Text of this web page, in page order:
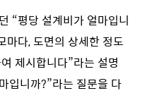
“평당 설계비가 얼마입니
마다, 도면의 상세한 정도
제시합니다”라는 설명
입니까?”라는 질문을 다